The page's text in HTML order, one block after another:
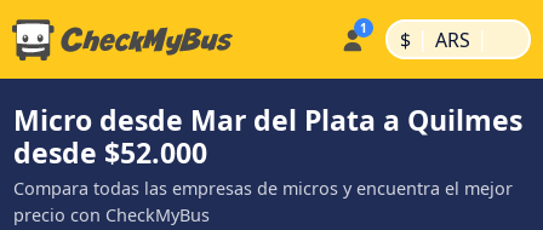
$ | ARS |
Micro desde Mar del Plata a Quilmes
desde $52.000
Compara todas las empresas de micros y encuentra el mejor
precio con CheckMyBus